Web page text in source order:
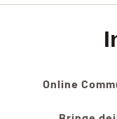
Online